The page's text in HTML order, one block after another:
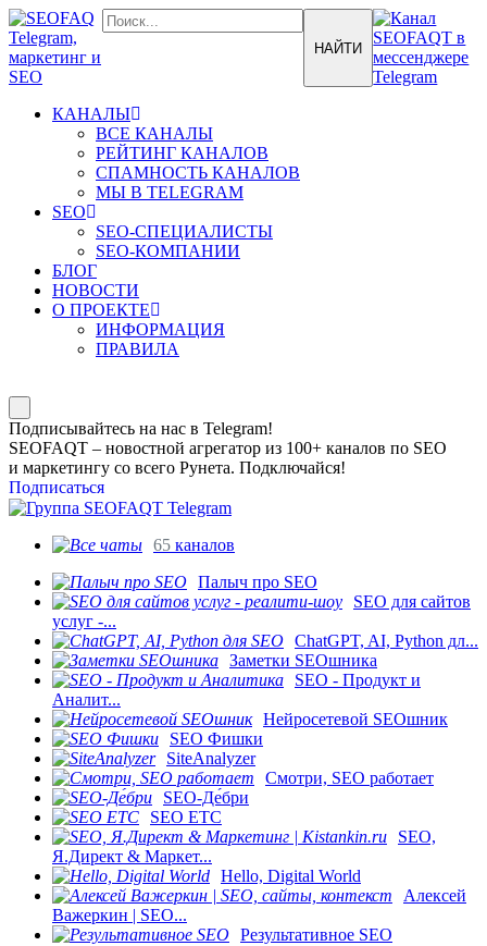
КАНАЛЫ
ВСЕ КАНАЛЫ
РЕЙТИНГ КАНАЛОВ
СПАМНОСТЬ КАНАЛОВ
МЫ В TELEGRAM
SEO
SEO-СПЕЦИАЛИСТЫ
SEO-КОМПАНИИ
БЛОГ
НОВОСТИ
О ПРОЕКТЕ
ИНФОРМАЦИЯ
ПРАВИЛА
Подписывайтесь на нас в Telegram!
SEOFAQT – новостной агрегатор из 100+ каналов по SEO
и маркетингу со всего Рунета. Подключайся!
Подписаться
65 каналов
Палыч про SEO
SEO для сайтов
услуг -...
ChatGPT, AI, Python дл...
Заметки SEOшника
SEO - Продукт и
Аналит...
Нейросетевой SEOшник
SEO Фишки
SiteAnalyzer
Смотри, SEO работает
SEO-Де́бри
SEO ETC
SEO,
Я.Директ & Маркет...
Hello, Digital World
Алексей
Важеркин | SEO...
Результативное SEO